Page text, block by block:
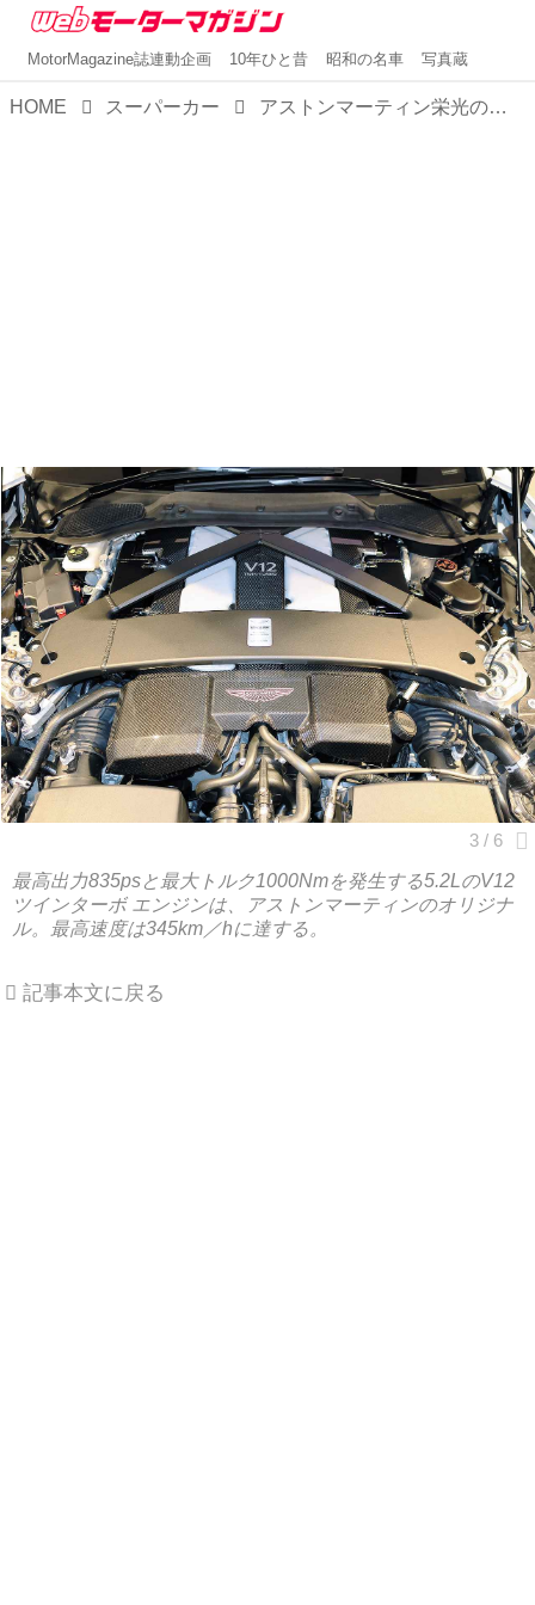
MotorMagazine誌連動企画 10年ひと昔 昭和の名車 写真蔵
HOME スーパーカー アストンマーティン栄光の名称を復活させたフラッグシップのスーパーGT「ヴァンキッシュ」【スーパーカークロニクル・完全版／086】
最高出力835psと最大トルク1000Nmを発生する5.2LのV12
ツインターボ エンジンは、アストンマーティンのオリジナ
ル。最高速度は345km／hに達する。
記事本文に戻る